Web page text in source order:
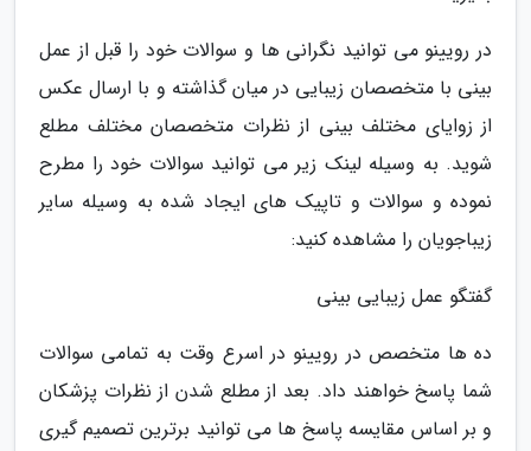
در رویینو می توانید نگرانی ها و سوالات خود را قبل از عمل
بینی با متخصصان زیبایی در میان گذاشته و با ارسال عکس
از زوایای مختلف بینی از نظرات متخصصان مختلف مطلع
شوید. به وسیله لینک زیر می توانید سوالات خود را مطرح
نموده و سوالات و تاپیک های ایجاد شده به وسیله سایر
زیباجویان را مشاهده کنید:
گفتگو عمل زیبایی بینی
ده ها متخصص در رویینو در اسرع وقت به تمامی سوالات
شما پاسخ خواهند داد. بعد از مطلع شدن از نظرات پزشکان
و بر اساس مقایسه پاسخ ها می توانید برترین تصمیم گیری